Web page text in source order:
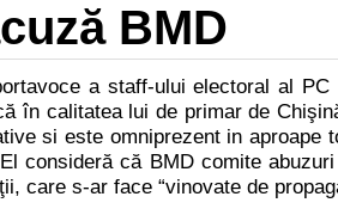
BMD
a staff-ului electoral al
în calitatea lui de primar de
si este omniprezent in aproape
consideră că BMD comite
care s-ar face “vinovate de